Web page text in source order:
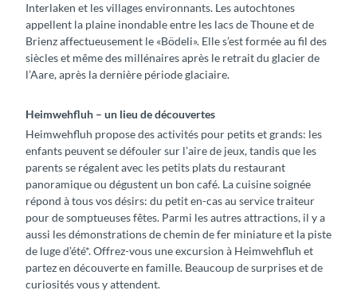
Interlaken et les villages environnants. Les autochtones
appellent la plaine inondable entre les lacs de Thoune et de
Brienz affectueusement le «Bödeli». Elle s’est formée au fil des
siècles et même des millénaires après le retrait du glacier de
l’Aare, après la dernière période glaciaire.
Heimwehfluh – un lieu de découvertes
Heimwehfluh propose des activités pour petits et grands: les
enfants peuvent se défouler sur l’aire de jeux, tandis que les
parents se régalent avec les petits plats du restaurant
panoramique ou dégustent un bon café. La cuisine soignée
répond à tous vos désirs: du petit en-cas au service traiteur
pour de somptueuses fêtes. Parmi les autres attractions, il y a
aussi les démonstrations de chemin de fer miniature et la piste
de luge d’été*. Offrez-vous une excursion à Heimwehfluh et
partez en découverte en famille. Beaucoup de surprises et de
curiosités vous y attendent.